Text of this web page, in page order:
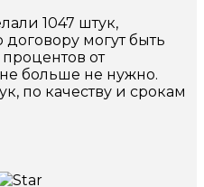
1047 штук,
могут быть
от
больше не нужно.
по качеству и срокам